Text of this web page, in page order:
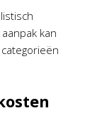
kan